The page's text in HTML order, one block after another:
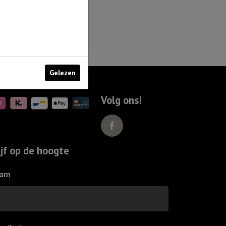
Volg ons!
op de hoogte
Gelezen